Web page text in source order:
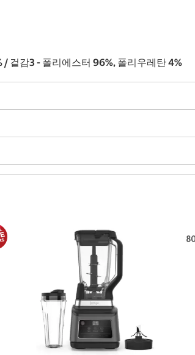
/ 겉감3 - 폴리에스터 96%, 폴리우레탄 4%